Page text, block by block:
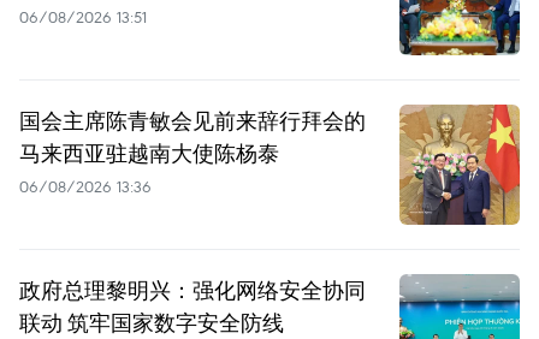
06/08/2026 13:51
国会主席陈青敏会见前来辞行拜会的
马来西亚驻越南大使陈杨泰
06/08/2026 13:36
政府总理黎明兴：强化网络安全协同
联动 筑牢国家数字安全防线